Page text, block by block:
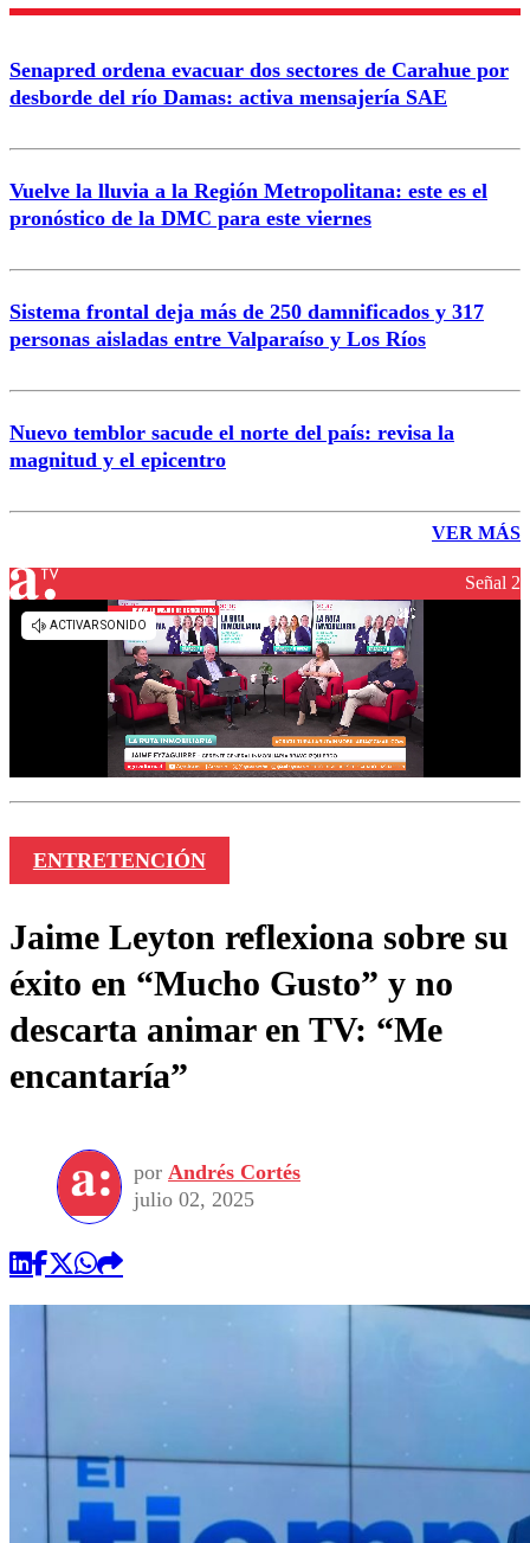
Enviar comentario
Senapred ordena evacuar dos sectores de Carahue por
desborde del río Damas: activa mensajería SAE
Vuelve la lluvia a la Región Metropolitana: este es el
pronóstico de la DMC para este viernes
Sistema frontal deja más de 250 damnificados y 317
personas aisladas entre Valparaíso y Los Ríos
Nuevo temblor sacude el norte del país: revisa la
magnitud y el epicentro
VER MÁS
Señal 2
ENTRETENCIÓN
Jaime Leyton reflexiona sobre su
éxito en “Mucho Gusto” y no
descarta animar en TV: “Me
encantaría”
por Andrés Cortés
julio 02, 2025